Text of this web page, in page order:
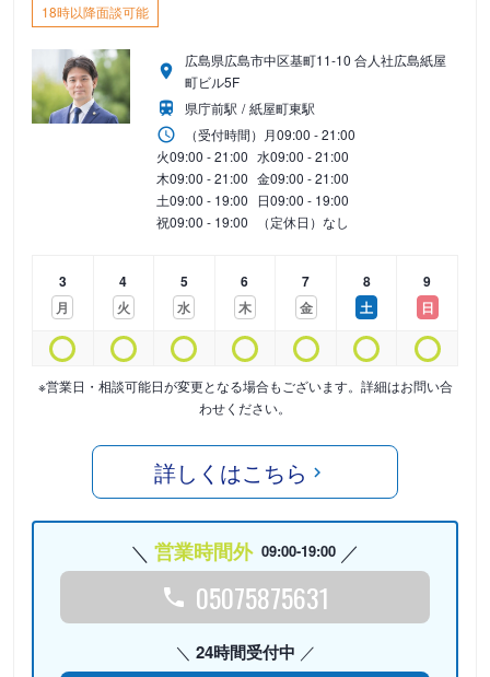
18時以降面談可能
広島県広島市中区基町11-10 合人社広島紙屋
町ビル5F
県庁前駅
紙屋町東駅
（受付時間） 月09:00 - 21:00
火09:00 - 21:00 水09:00 - 21:00
木09:00 - 21:00 金09:00 - 21:00
土09:00 - 19:00 日09:00 - 19:00
祝09:00 - 19:00 （定休日）なし
3
月
4
火
5
水
6
木
7
金
8
土
9
日
※営業日・相談可能日が変更となる場合もございます。詳細はお問い合
わせください。
詳しくはこちら
営業時間外 09:00-19:00
05075875631
24時間受付中